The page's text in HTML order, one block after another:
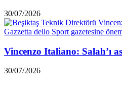
30/07/2026
Vincenzo Italiano: Salah’ı
30/07/2026